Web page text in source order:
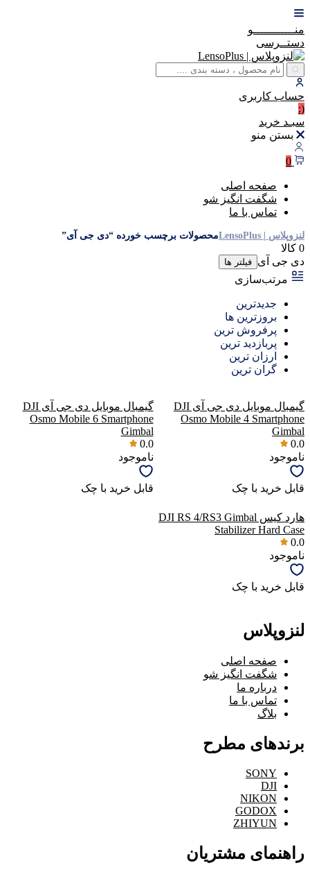
منــــــــــــو
دستــرسی
حساب کاربری
(:
سبـد خرید
بستن منو
0
صفحه اصلی
شگفت انگیز شو
تماس با ما
لنزوپلاس | LensoPlus محصولات برچسب خورده “دی جی آی”
0 کالا
دی جی آی فیلتر ها
مرتب‌سازی
جدیدترین
بروزترین ها
پرفروش ترین
پربازدید ترین
ارزان ترین
گران ترین
گیمبال موبایل دی جی آی DJI
Osmo Mobile 4 Smartphone
Gimbal
0.0
ناموجود
قابل خرید با چک
گیمبال موبایل دی جی آی DJI
Osmo Mobile 6 Smartphone
Gimbal
0.0
ناموجود
قابل خرید با چک
هارد کیس DJI RS 4/RS3 Gimbal
Stabilizer Hard Case
0.0
ناموجود
قابل خرید با چک
لنزوپلاس
صفحه اصلی
شگفت انگیز شو
درباره ما
تماس با ما
بلاگ
برندهای مطرح
SONY
DJI
NIKON
GODOX
ZHIYUN
راهنمای مشتریان